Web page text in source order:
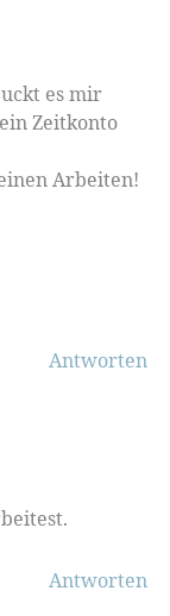
es mir
Zeitkonto
Arbeiten!
Antworten
Antworten